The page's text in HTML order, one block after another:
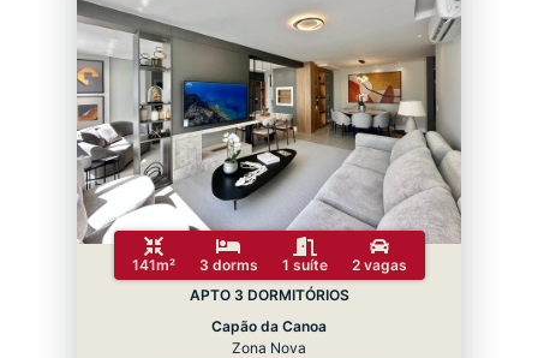
141m² 3 dorms 1 suíte
2 vagas
APTO 3 DORMITÓRIOS
Capão da Canoa
Zona Nova